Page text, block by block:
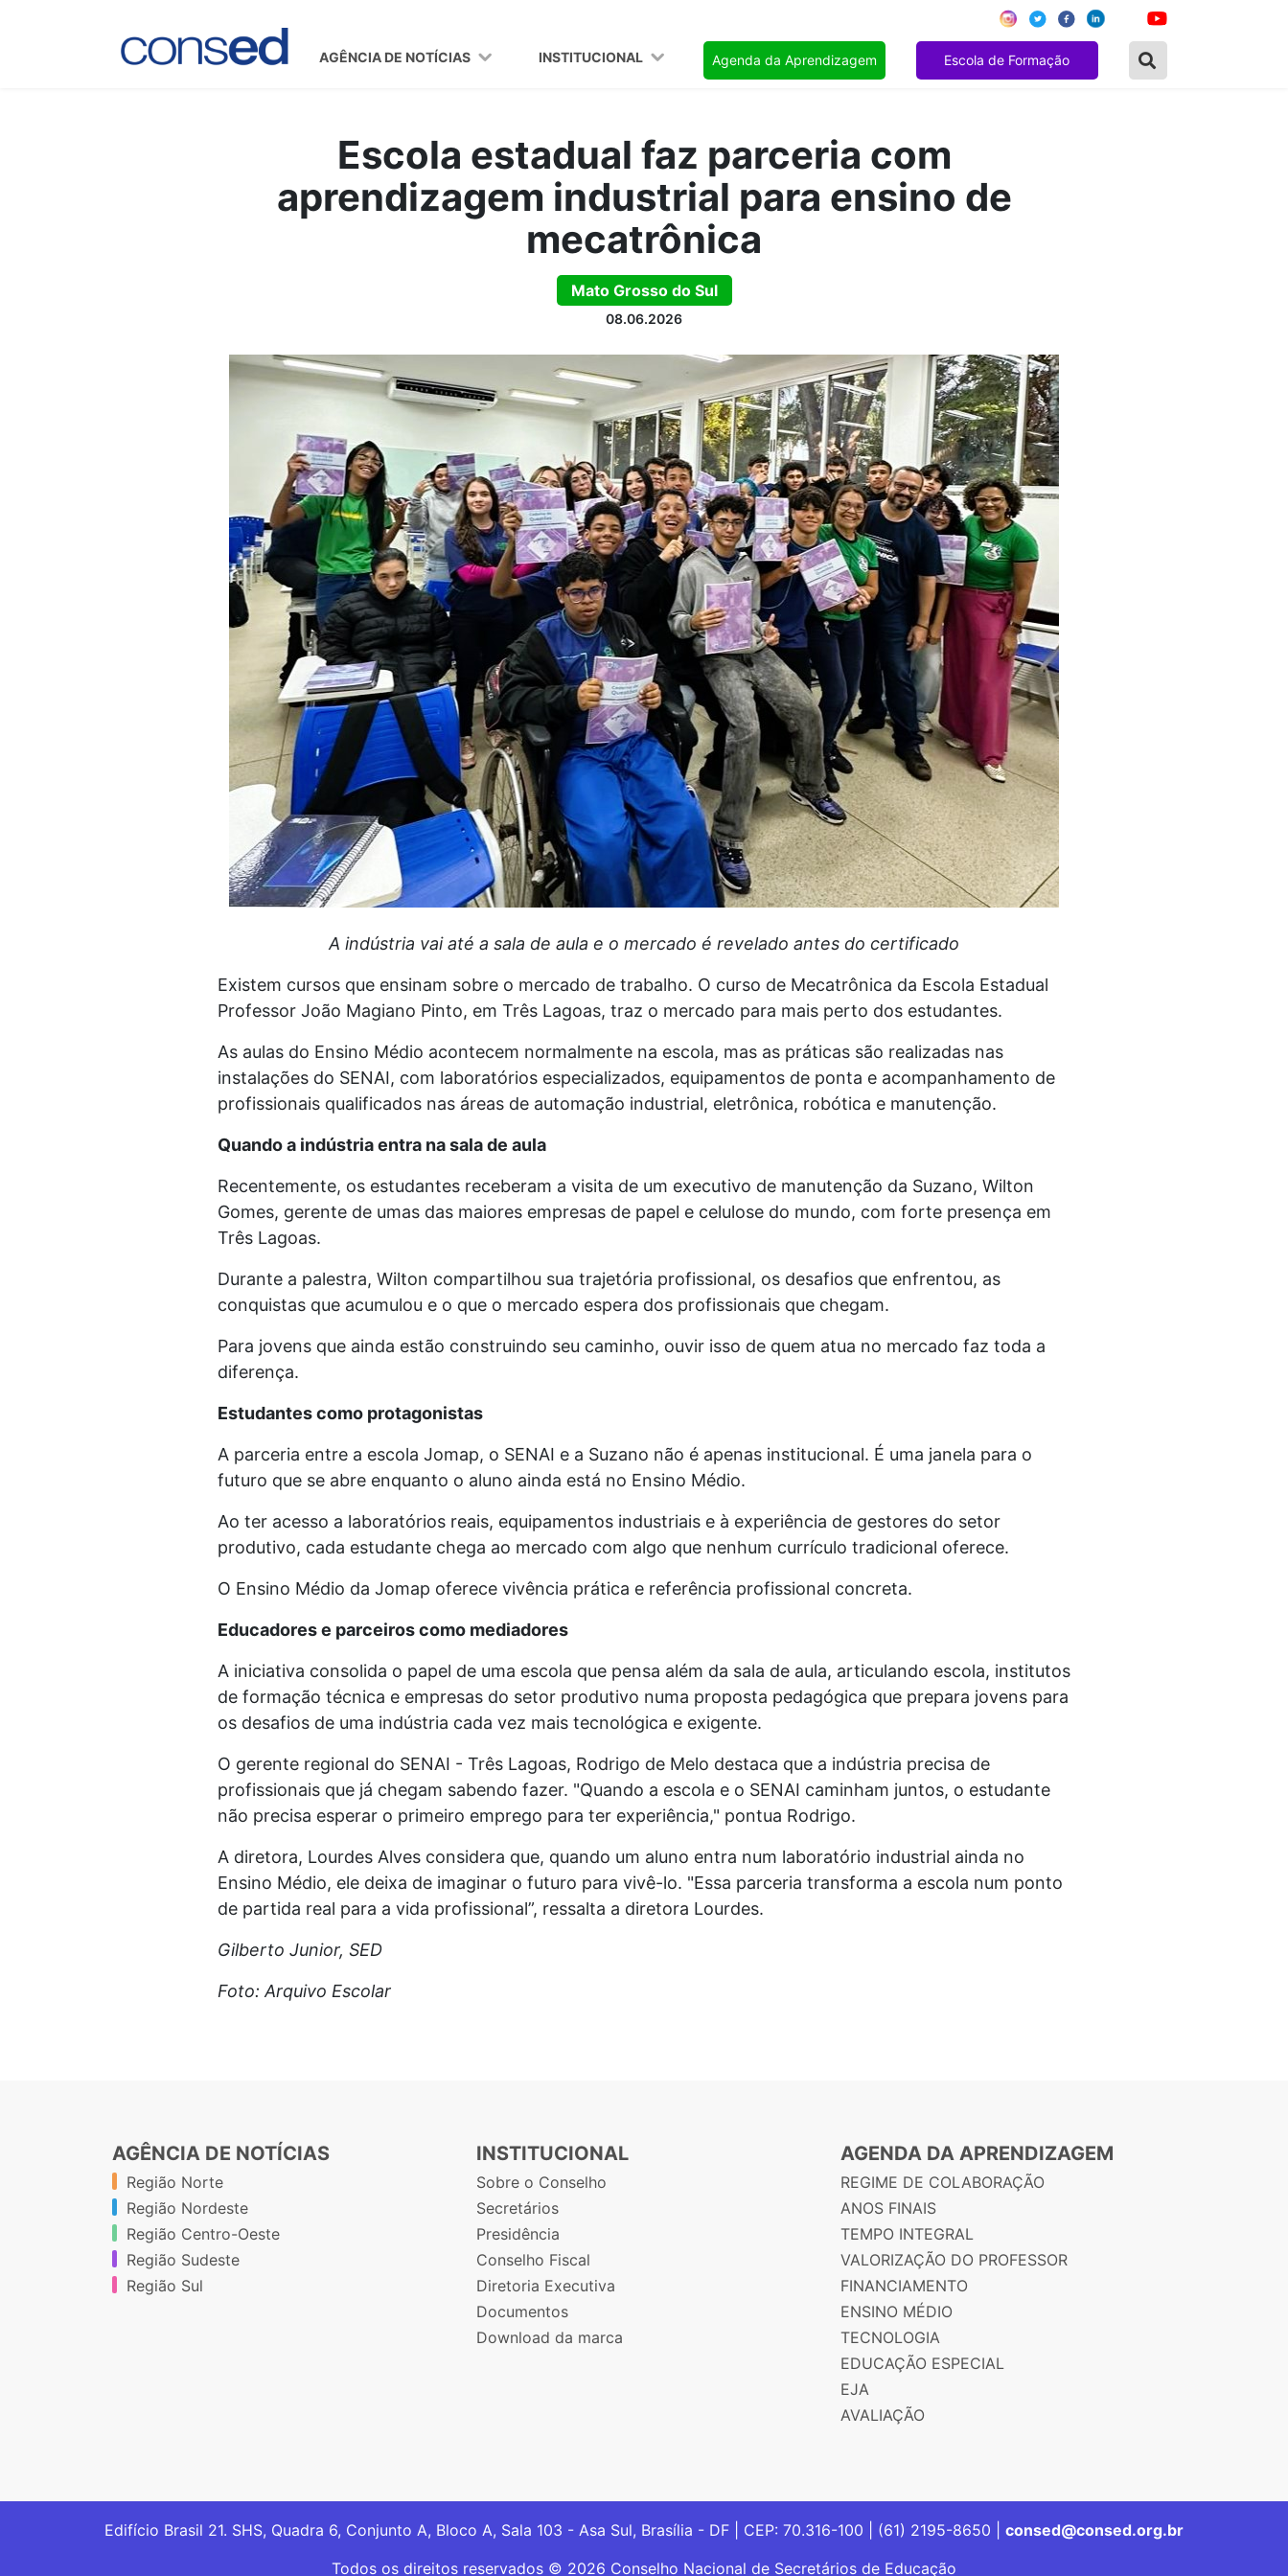
AGÊNCIA DE NOTÍCIAS INSTITUCIONAL Agenda da Aprendizagem Escola de Formação
Escola estadual faz parceria com
aprendizagem industrial para ensino de
mecatrônica
Mato Grosso do Sul
08.06.2026
A indústria vai até a sala de aula e o mercado é revelado antes do certificado
Existem cursos que ensinam sobre o mercado de trabalho. O curso de Mecatrônica da Escola Estadual
Professor João Magiano Pinto, em Três Lagoas, traz o mercado para mais perto dos estudantes.
As aulas do Ensino Médio acontecem normalmente na escola, mas as práticas são realizadas nas
instalações do SENAI, com laboratórios especializados, equipamentos de ponta e acompanhamento de
profissionais qualificados nas áreas de automação industrial, eletrônica, robótica e manutenção.
Quando a indústria entra na sala de aula
Recentemente, os estudantes receberam a visita de um executivo de manutenção da Suzano, Wilton
Gomes, gerente de umas das maiores empresas de papel e celulose do mundo, com forte presença em
Três Lagoas.
Durante a palestra, Wilton compartilhou sua trajetória profissional, os desafios que enfrentou, as
conquistas que acumulou e o que o mercado espera dos profissionais que chegam.
Para jovens que ainda estão construindo seu caminho, ouvir isso de quem atua no mercado faz toda a
diferença.
Estudantes como protagonistas
A parceria entre a escola Jomap, o SENAI e a Suzano não é apenas institucional. É uma janela para o
futuro que se abre enquanto o aluno ainda está no Ensino Médio.
Ao ter acesso a laboratórios reais, equipamentos industriais e à experiência de gestores do setor
produtivo, cada estudante chega ao mercado com algo que nenhum currículo tradicional oferece.
O Ensino Médio da Jomap oferece vivência prática e referência profissional concreta.
Educadores e parceiros como mediadores
A iniciativa consolida o papel de uma escola que pensa além da sala de aula, articulando escola, institutos
de formação técnica e empresas do setor produtivo numa proposta pedagógica que prepara jovens para
os desafios de uma indústria cada vez mais tecnológica e exigente.
O gerente regional do SENAI - Três Lagoas, Rodrigo de Melo destaca que a indústria precisa de
profissionais que já chegam sabendo fazer. "Quando a escola e o SENAI caminham juntos, o estudante
não precisa esperar o primeiro emprego para ter experiência," pontua Rodrigo.
A diretora, Lourdes Alves considera que, quando um aluno entra num laboratório industrial ainda no
Ensino Médio, ele deixa de imaginar o futuro para vivê-lo. "Essa parceria transforma a escola num ponto
de partida real para a vida profissional”, ressalta a diretora Lourdes.
Gilberto Junior, SED
Foto: Arquivo Escolar
AGÊNCIA DE NOTÍCIAS
Região Norte
Região Nordeste
Região Centro-Oeste
Região Sudeste
Região Sul
INSTITUCIONAL
Sobre o Conselho
Secretários
Presidência
Conselho Fiscal
Diretoria Executiva
Documentos
Download da marca
AGENDA DA APRENDIZAGEM
REGIME DE COLABORAÇÃO
ANOS FINAIS
TEMPO INTEGRAL
VALORIZAÇÃO DO PROFESSOR
FINANCIAMENTO
ENSINO MÉDIO
TECNOLOGIA
EDUCAÇÃO ESPECIAL
EJA
AVALIAÇÃO
Edifício Brasil 21. SHS, Quadra 6, Conjunto A, Bloco A, Sala 103 - Asa Sul, Brasília - DF | CEP: 70.316-100 | (61) 2195-8650 | consed@consed.org.br
Todos os direitos reservados © 2026 Conselho Nacional de Secretários de Educação